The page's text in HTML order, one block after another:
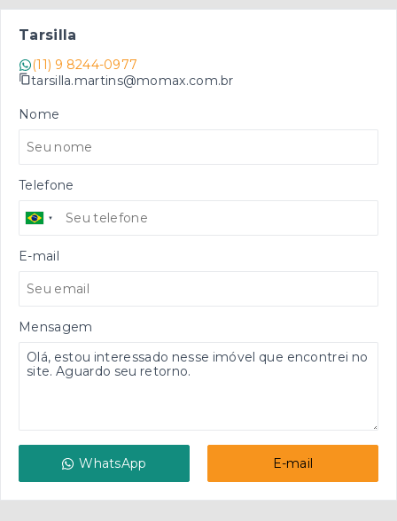
Tarsilla
(11) 9 8244-0977
tarsilla.martins@momax.com.br
Nome
Telefone
E-mail
Mensagem
WhatsApp E-mail